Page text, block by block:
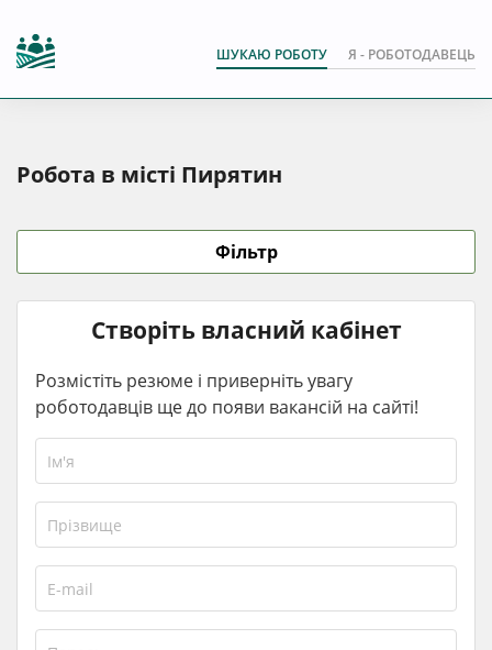
ШУКАЮ РОБОТУ Я - РОБОТОДАВЕЦЬ
Робота в місті Пирятин
Фільтр
Створіть власний кабінет
Розмістіть резюме і приверніть увагу
роботодавців ще до появи вакансій на сайті!